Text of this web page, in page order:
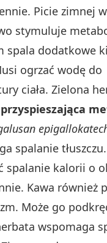
Picie zimnej
stymuluje
spala dodatkowe
ogrzać wodę do
ciała. Zielona
spalanie
spalanie kalorii o
Kawa również
Może go
wspomaga